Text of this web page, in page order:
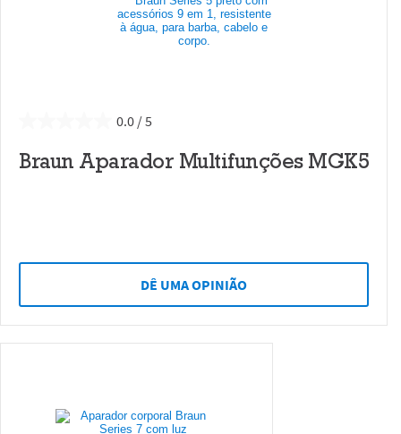
0.0
Braun Aparador Multifunções MGK5
DÊ UMA OPINIÃO